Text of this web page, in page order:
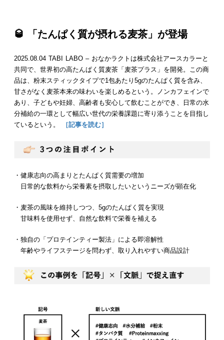
🥃 「たんぱく質が摂れる麦茶」が登場
2025.08.04 TABI LABO – おなかラクトは株式会社アースカラーと
共同で、世界初の高たんぱく質麦茶「麦茶プラス」を開発。この商
品は、粉末スティックタイプで1包あたり5gのたんぱく質を含み、
甘さがなく麦茶本来の味わいを楽しめるという。ノンカフェインで
あり、子どもや妊婦、高齢者も安心して飲むことができ、日常の水
分補給の一環として幅広い世代の栄養課題に寄り添うことを目指し
ているという。
［記事を読む］
・健康志向の高まりとたんぱく質需要の増加
日常的な飲料から栄養素を摂取したいというニーズが顕在化
・麦茶の風味を維持しつつ、5gのたんぱく質を実現
甘味料を使用せず、自然な飲料で栄養を補える
・独自の「プロテインティー製法」による即溶解性
年齢やライフステージを問わず、取り入れやすい商品設計